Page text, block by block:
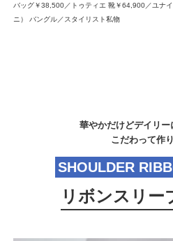
バッグ￥38,500／トゥティエ 靴￥64,900／ユナ
ニ） バングル／スタイリスト私物
華やかだけどデイリー
こだわって作
SHOULDER
リボンスリー